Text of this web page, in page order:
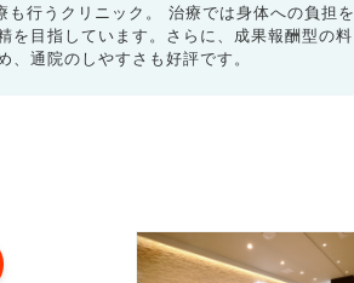
行うクリニック。 治療では身体への負担を
を目指しています。さらに、成果報酬型の料
通院のしやすさも好評です。